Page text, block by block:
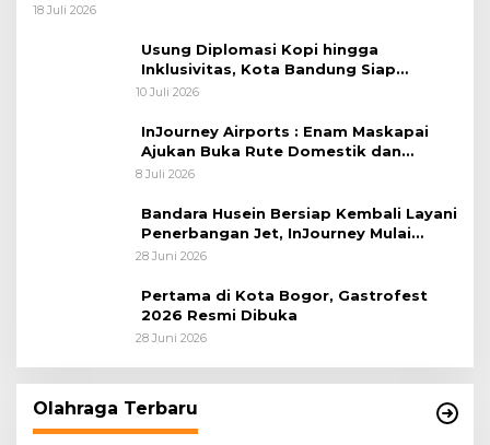
18 Juli 2026
Usung Diplomasi Kopi hingga
Inklusivitas, Kota Bandung Siap
Sambut 25 Duta Besar di Festival Asia
10 Juli 2026
InJourney Airports : Enam Maskapai
Ajukan Buka Rute Domestik dan
Internasional dari Bandara Husein
8 Juli 2026
Bandara Husein Bersiap Kembali Layani
Penerbangan Jet, InJourney Mulai
Tahap Optimalisasi
28 Juni 2026
Pertama di Kota Bogor, Gastrofest
2026 Resmi Dibuka
28 Juni 2026
Olahraga Terbaru